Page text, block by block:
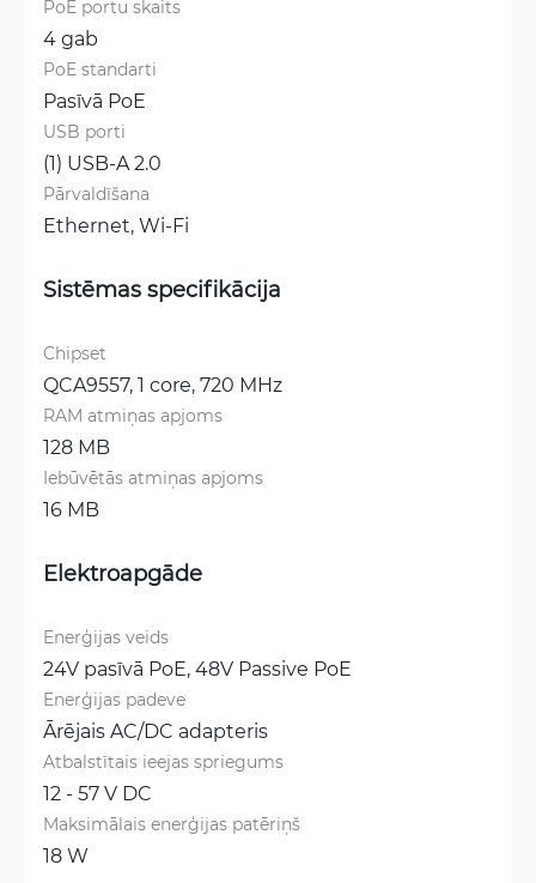
PoE portu skaits
4 gab
PoE standarti
Pasīvā PoE
USB porti
(1) USB-A 2.0
Pārvaldīšana
Ethernet, Wi-Fi
Sistēmas specifikācija
Chipset
QCA9557, 1 core, 720 MHz
RAM atmiņas apjoms
128 MB
Iebūvētās atmiņas apjoms
16 MB
Elektroapgāde
Enerģijas veids
24V pasīvā PoE, 48V Passive PoE
Enerģijas padeve
Ārējais AC/DC adapteris
Atbalstītais ieejas spriegums
12 - 57 V DC
Maksimālais enerģijas patēriņš
18 W